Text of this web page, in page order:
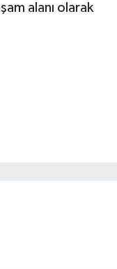
alanı olarak